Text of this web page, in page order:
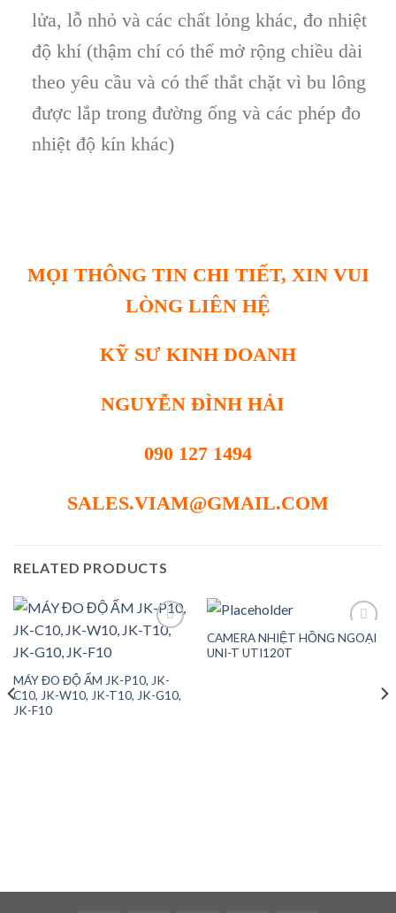
lửa, lỗ nhỏ và các chất lỏng khác, đo nhiệt
độ khí (thậm chí có thể mở rộng chiều dài
theo yêu cầu và có thể thắt chặt vì bu lông
được lắp trong đường ống và các phép đo
nhiệt độ kín khác)
MỌI THÔNG TIN CHI TIẾT, XIN VUI
LÒNG LIÊN HỆ
KỸ SƯ KINH DOANH
NGUYỄN ĐÌNH HẢI
090 127 1494
SALES.VIAM@GMAIL.COM
RELATED PRODUCTS
wishlist
MÁY ĐO ĐỘ ẨM JK-P10, JK-
C10, JK-W10, JK-T10, JK-G10,
JK-F10
CAMERA NHIỆT HỒNG NGOẠI
UNI-T UTI120T